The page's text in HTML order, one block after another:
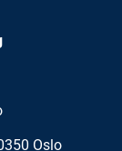
Oslo